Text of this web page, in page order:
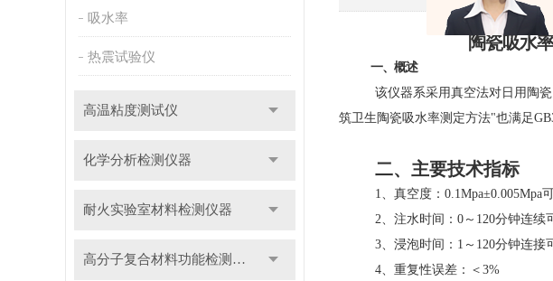
吸水率
热震试验仪
高温粘度测试仪
化学分析检测仪器
耐火实验室材料检测仪器
高分子复合材料功能检测仪器
陶瓷吸水率测
一、概述
该仪器系采用真空法对日用陶
筑卫生陶瓷吸水率测定方法"也满足
二、主要技术指标
1、真空度：0.1Mpa±0.005Mpa
2、注水时间：0～120分钟连续
3、浸泡时间：1～120分钟连接
4、重复性误差：＜3%